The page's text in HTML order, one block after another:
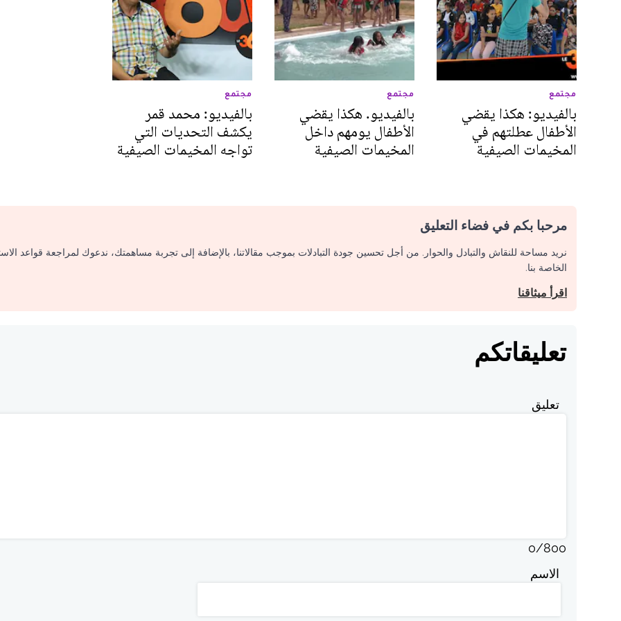
مجتمع
بالفيديو: هكذا يقضي
الأطفال عطلتهم في
المخيمات الصيفية
مجتمع
بالفيديو. هكذا يقضي
الأطفال يومهم داخل
المخيمات الصيفية
مجتمع
بالفيديو: محمد قمر
يكشف التحديات التي
تواجه المخيمات الصيفية
مرحبا بكم في فضاء التعليق
نريد مساحة للنقاش والتبادل والحوار. من أجل تحسين جودة التبادلات بموجب مقالاتنا، بالإضافة إلى تجربة مساهمتك، ندعوك لمراجعة قواعد
الخاصة بنا.
اقرأ ميثاقنا
تعليقاتكم
تعليق
0/800
الاسم